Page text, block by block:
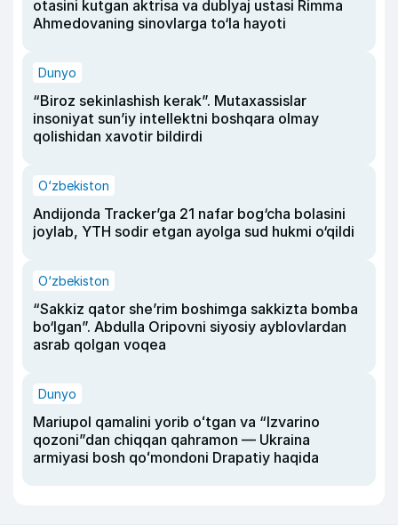
otasini kutgan aktrisa va dublyaj ustasi Rimma
Ahmedovaning sinovlarga to‘la hayoti
Dunyo
“Biroz sekinlashish kerak”. Mutaxassislar
insoniyat sun’iy intellektni boshqara olmay
qolishidan xavotir bildirdi
O‘zbekiston
Andijonda Tracker’ga 21 nafar bog‘cha bolasini
joylab, YTH sodir etgan ayolga sud hukmi o‘qildi
O‘zbekiston
“Sakkiz qator she’rim boshimga sakkizta bomba
bo‘lgan”. Abdulla Oripovni siyosiy ayblovlardan
asrab qolgan voqea
Dunyo
Mariupol qamalini yorib oʻtgan va “Izvarino
qozoni”dan chiqqan qahramon — Ukraina
armiyasi bosh qoʻmondoni Drapatiy haqida